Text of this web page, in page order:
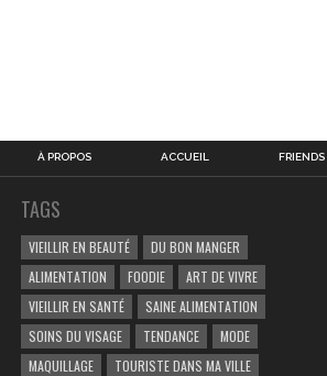
À PROPOS ACCUEIL FRIENDS
TAGS
VIEILLIR EN BEAUTÉ
DU BON MANGER
ALIMENTATION
FOODIE
ART DE VIVRE
VIEILLIR EN SANTÉ
SAINE ALIMENTATION
SOINS DU VISAGE
TENDANCE
MODE
MAQUILLAGE
TOURISTE DANS MA VILLE